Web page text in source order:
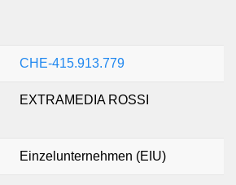
CHE-415.913.779
EXTRAMEDIA ROSSI
Einzelunternehmen (EIU)